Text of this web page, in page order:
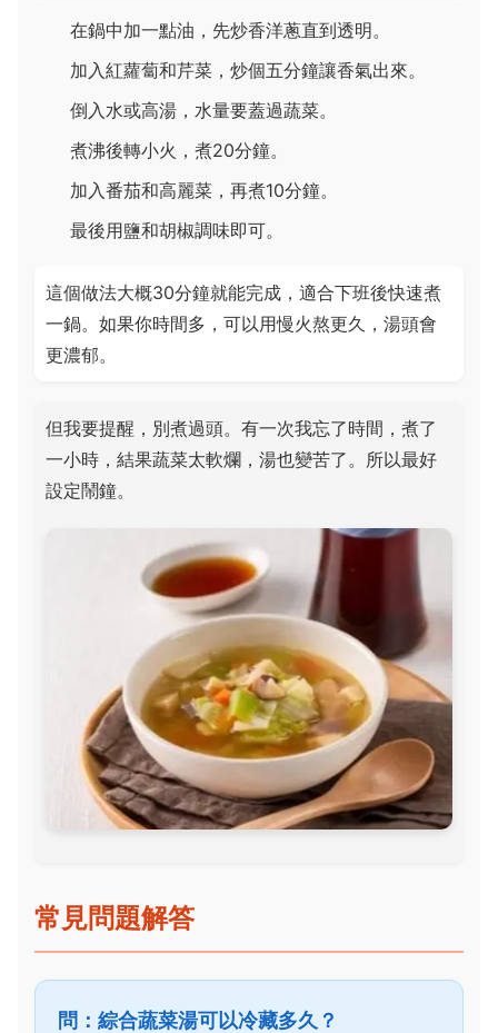
在鍋中加一點油，先炒香洋蔥直到透明。
加入紅蘿蔔和芹菜，炒個五分鐘讓香氣出來。
倒入水或高湯，水量要蓋過蔬菜。
煮沸後轉小火，煮20分鐘。
加入番茄和高麗菜，再煮10分鐘。
最後用鹽和胡椒調味即可。
這個做法大概30分鐘就能完成，適合下班後快速煮
一鍋。如果你時間多，可以用慢火熬更久，湯頭會
更濃郁。
但我要提醒，別煮過頭。有一次我忘了時間，煮了
一小時，結果蔬菜太軟爛，湯也變苦了。所以最好
設定鬧鐘。
常見問題解答
問：綜合蔬菜湯可以冷藏多久？